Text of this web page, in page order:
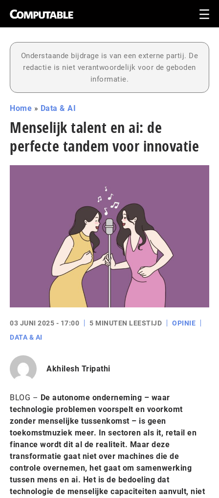
Onderstaande bijdrage is van een externe partij. De
redactie is niet verantwoordelijk voor de geboden
informatie.
Home » Data & AI
Menselijk talent en ai: de
perfecte tandem voor innovatie
03 JUNI 2025 - 17:00 5 MINUTEN LEESTIJD
OPINIE
DATA & AI
Akhilesh Tripathi
BLOG – De autonome onderneming – waar
technologie problemen voorspelt en voorkomt
zonder menselijke tussenkomst – is geen
toekomstmuziek meer. In sectoren als it, retail en
finance wordt dit al de realiteit. Maar deze
transformatie gaat niet over machines die de
controle overnemen, het gaat om samenwerking
tussen mens en ai. Het is de bedoeling dat
technologie de menselijke capaciteiten aanvult, niet